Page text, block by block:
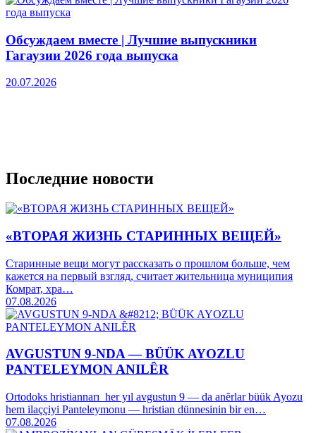
Обсуждаем вместе | Лучшие выпускники
Гагаузии 2026 года выпуска
20.07.2026
Последние новости
«ВТОРАЯ ЖИЗНЬ СТАРИННЫХ ВЕЩЕЙ»
Старинные вещи могут рассказать о прошлом больше, чем
кажется на первый взгляд, считает жительница муниципия
Комрат, хра…
07.08.2026
AVGUSTUN 9-NDA — BÜÜK AYOZLU
PANTELEYMON ANILȆR
Ortodoks hristiannarı her yıl avgustun 9 — da anȇrlar büük Ayozu
hem ilaççiyi Panteleymonu — hristian dünnesinin bir en…
07.08.2026